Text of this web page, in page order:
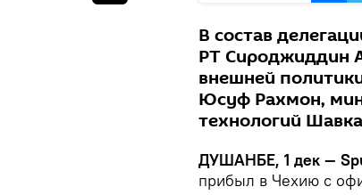
В состав
РТ Сироджиддин
внешней
Юсуф Рахмон,
технологий
ДУШАНБЕ, 1 дек —
прибыл в Чехию с